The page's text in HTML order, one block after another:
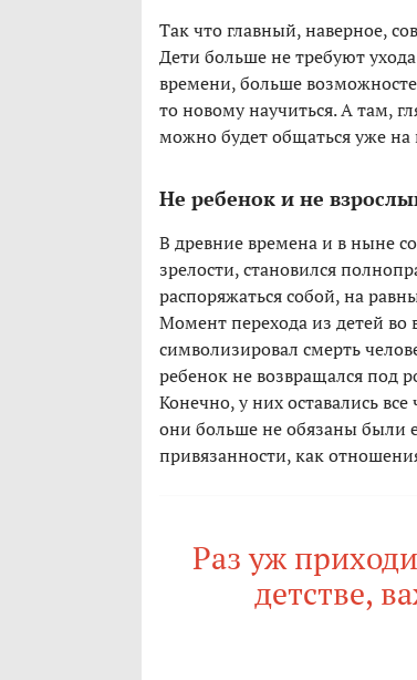
Так что главный, наверное,
Дети больше не требуют
времени, больше
то новому научиться. А там,
можно будет общаться уже
Не ребенок и не
В древние времена и в ныне
зрелости, становился
распоряжаться собой, на
Момент перехода из детей
символизировал смерть
ребенок не возвращался под
Конечно, у них оставались
они больше не обязаны были
привязанности, как
Раз уж
детстве,